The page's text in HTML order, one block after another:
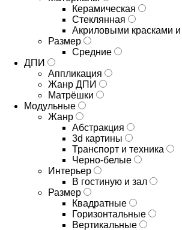
Керамическая
Стеклянная
Акриловыми красками
Размер
Средние
ДПИ
Аппликация
Жанр ДПИ
Матрёшки
Модульные
Жанр
Абстракция
3d картины
Транспорт и техника
Черно-белые
Интерьер
В гостиную и зал
Размер
Квадратные
Горизонтальные
Вертикальные